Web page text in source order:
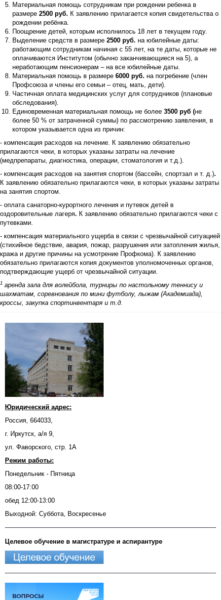
Материальная помощь сотрудникам при рождении ребенка в
размере 2500 руб. К заявлению прилагается копия свидетельства о
рождении ребёнка.
Поощрение детей, которым исполнилось 18 лет в текущем году.
Выделение средств в размере 2500 руб. на юбилейные даты:
работающим сотрудникам начиная с 55 лет, на те даты, которые не
оплачиваются Институтом (обычно заканчивающиеся на 5), а
неработающим пенсионерам – на все юбилейные даты.
Материальная помощь в размере 6000 руб. на погребение (член
Профсоюза и члены его семьи – отец, мать, дети).
Частичная оплата медицинских услуг для сотрудников (плановые
обследования).
Единовременная материальная помощь не более 3500 руб (не
более 50 % от затраченной суммы) по рассмотрению заявления, в
котором указывается одна из причин:
- компенсация расходов на лечение. К заявлению обязательно
прилагаются чеки, в которых указаны затраты на лечение
(медпрепараты, диагностика, операции, стоматология и т.д.).
- компенсация расходов на занятия спортом (бассейн, спортзал и т. д.).
К заявлению обязательно прилагаются чеки, в которых указаны затраты
на занятия спортом.
- оплата санаторно-курортного лечения и путевок детей в
оздоровительные лагеря. К заявлению обязательно прилагаются чеки с
путевками.
- компенсация материального ущерба в связи с чрезвычайной ситуацией
(стихийное бедствие, авария, пожар, разрушения или затопления жилья,
кража и другие причины на усмотрение Профкома). К заявлению
обязательно прилагаются копия документов уполномоченных органов,
подтверждающие ущерб от чрезвычайной ситуации.
1 аренда зала для волейбола, турниры по настольному теннису и
шахматам, соревнования по мини футболу, лыжам (Академиада),
кроссы, закупка спортинвентаря и т.д.
Юридический адрес:
Россия, 664033,
г. Иркутск, а/я 9,
ул. Фаворского, стр. 1А
Режим работы:
Понедельник - Пятница
08:00-17:00
обед 12:00-13:00
Выходной: Суббота, Воскресенье
Целевое обучение в магистратуре и аспирантуре